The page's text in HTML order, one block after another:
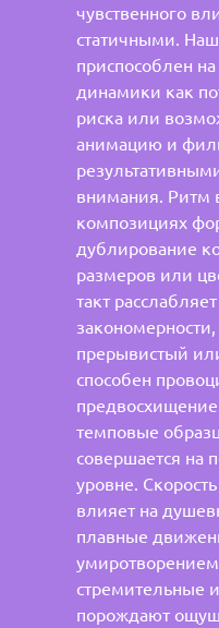
чувственного
статичными.
приспособлен
динамики как
риска или
анимацию и
внимания. Ритм
композициях
дублирование
размеров или
такт
прерывистый
способен
темповые
совершается на
уровне.
влияет на
плавные
умиротворением
стремительные
порождают